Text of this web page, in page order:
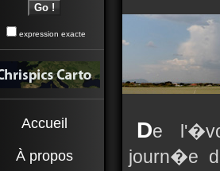
expression exacte
Accueil
À propos
De
journ�e